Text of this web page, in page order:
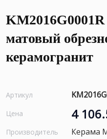
матовый
керамогранит
Артикул
Цена 4
Производитель Керама